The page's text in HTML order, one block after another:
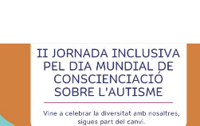
Retiment de Comptes
Accés a Informació Pública
Entitats
Equipaments